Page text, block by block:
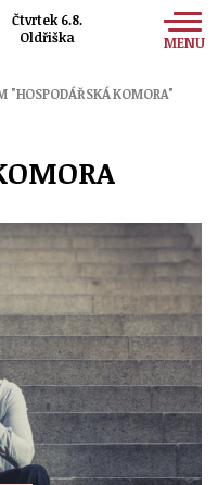
Čtvrtek 6.8.
Oldřiška
MENU
"HOSPODÁŘSKÁ KOMORA"